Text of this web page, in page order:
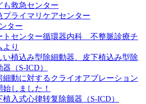
も救急センター
プライマリケアセンター
ター
トセンター循環器内科 不整脈診療チ
より
い植込み型除細動器、皮下植込み型除
器（S-ICD）
細動に対するクライオアブレーション
始しました！
植入式心律转复除颤器（S-ICD）